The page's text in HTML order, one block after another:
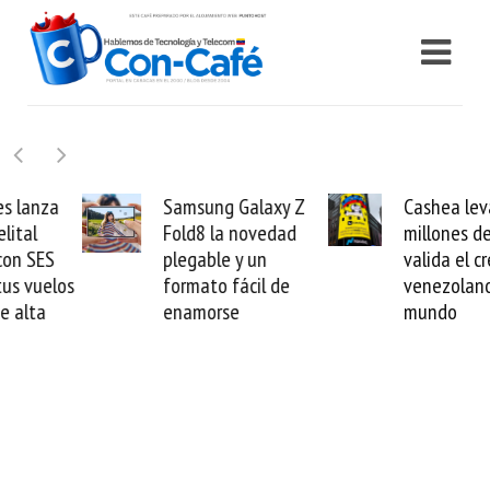
Samsung Galaxy Z
Fold8 la novedad
plegable y un
formato fácil de
Cashea levanta 100
millones de dólares y
valida el crédito del
venezolano ante el